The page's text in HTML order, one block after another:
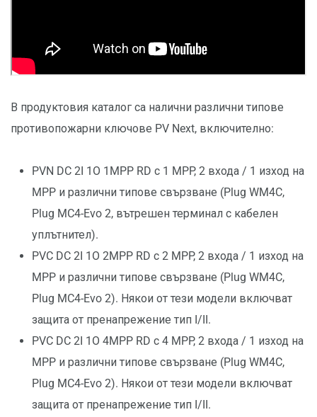
В продуктовия каталог са налични различни типове
противопожарни ключове PV Next, включително:
PVN DC 2I 1O 1MPP RD с 1 MPP, 2 входа / 1 изход на
MPP и различни типове свързване (Plug WM4C,
Plug MC4-Evo 2, вътрешен терминал с кабелен
уплътнител).
PVC DC 2I 1O 2MPP RD с 2 MPP, 2 входа / 1 изход на
MPP и различни типове свързване (Plug WM4C,
Plug MC4-Evo 2). Някои от тези модели включват
защита от пренапрежение тип I/II.
PVC DC 2I 1O 4MPP RD с 4 MPP, 2 входа / 1 изход на
MPP и различни типове свързване (Plug WM4C,
Plug MC4-Evo 2). Някои от тези модели включват
защита от пренапрежение тип I/II.